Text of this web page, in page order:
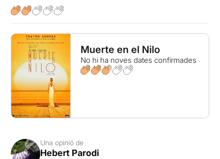
Muerte en el Nilo
No hi ha noves dates confirmades
Una opinió de
Hebert Parodi